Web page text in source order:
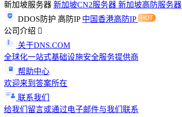
新加坡服务器 新加坡CN2服务器 新加坡高防服务器
DDOS防护 高防IP 中国香港高防IP
公司介绍
关于DNS.COM
全球化一站式基础设施安全服务提供商
帮助中心
欢迎来到答案所在
联系我们
给我们留言或通过电子邮件与我们联系